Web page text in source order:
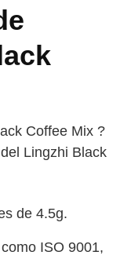
Coffee Mix ?
Lingzhi Black
de 4.5g.
ISO 9001,